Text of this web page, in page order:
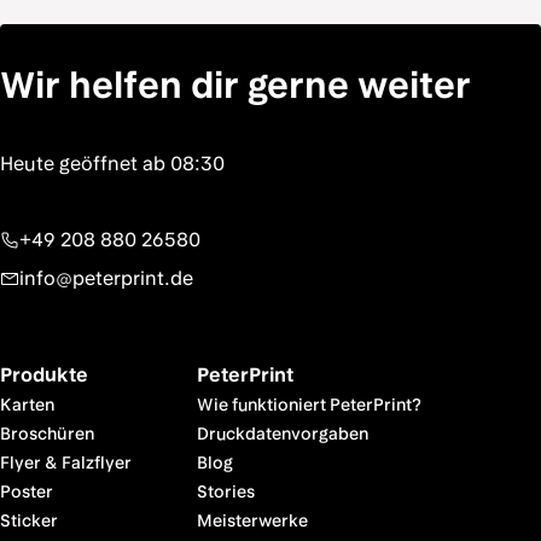
Wir helfen dir gerne weiter
+49 208 880 26580
info@peterprint.de
Produkte
Karten
Broschüren
Flyer & Falzflyer
Poster
Sticker
PeterPrint
Wie funktioniert PeterPrint?
Druckdatenvorgaben
Blog
Stories
Meisterwerke